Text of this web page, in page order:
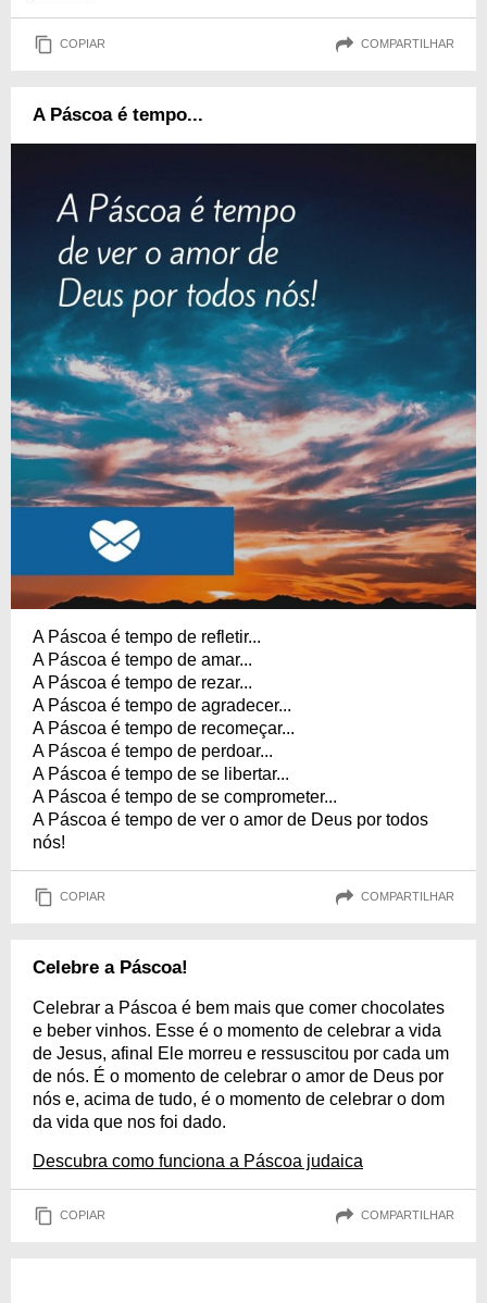
COPIAR COMPARTILHAR
A Páscoa é tempo...
A Páscoa é tempo de refletir...
A Páscoa é tempo de amar...
A Páscoa é tempo de rezar...
A Páscoa é tempo de agradecer...
A Páscoa é tempo de recomeçar...
A Páscoa é tempo de perdoar...
A Páscoa é tempo de se libertar...
A Páscoa é tempo de se comprometer...
A Páscoa é tempo de ver o amor de Deus por todos
nós!
COPIAR COMPARTILHAR
Celebre a Páscoa!
Celebrar a Páscoa é bem mais que comer chocolates
e beber vinhos. Esse é o momento de celebrar a vida
de Jesus, afinal Ele morreu e ressuscitou por cada um
de nós. É o momento de celebrar o amor de Deus por
nós e, acima de tudo, é o momento de celebrar o dom
da vida que nos foi dado.
Descubra como funciona a Páscoa judaica
COPIAR COMPARTILHAR